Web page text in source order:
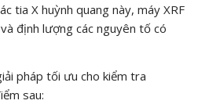
tia X huỳnh quang này, máy XRF
định lượng các nguyên tố có
pháp tối ưu cho kiểm tra
sau: